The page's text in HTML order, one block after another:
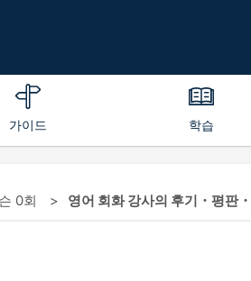
가이드 학습
0회 영어 회화 강사의 후기・평판